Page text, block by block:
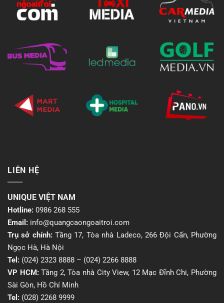
LIÊN HỆ
UNIQUE VIỆT NAM
Hotline: 0986 268 555
Email: info@quangcaongoaitroi.com
Trụ sở chính:Tầng 17, Tòa nhà Ladeco, 266 Đội Cấn, Phường
Ngọc Hà, Hà Nội
Tel: (024) 2323 8888 – (024) 2266 8888
VP HCM:Tầng 2, Tòa nhà City View, 12 Mạc Đĩnh Chi, Phường
Sài Gòn, Hồ Chí Minh
Tel: (028) 2268 9999